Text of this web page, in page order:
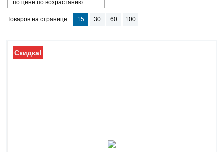
по цене по возрастанию
Товаров на странице: 15 30 60 100
Скидка!